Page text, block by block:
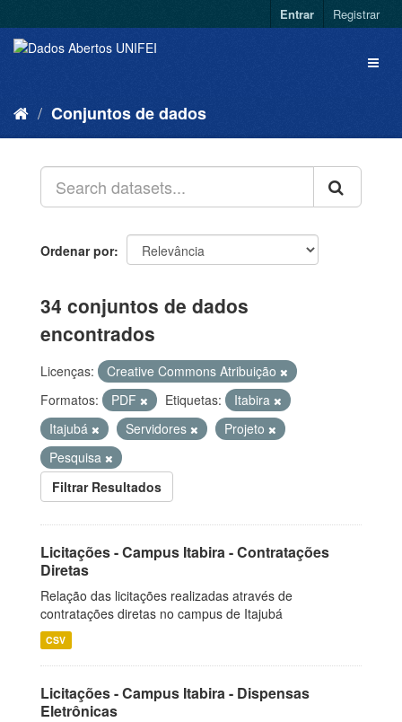
Entrar Registrar
Conjuntos de dados
Ordenar por
34 conjuntos de dados
encontrados
Licenças:
Creative Commons Atribuição
Formatos:
PDF Etiquetas:
Itabira
Itajubá
Servidores
Projeto
Pesquisa
Filtrar Resultados
Licitações - Campus Itabira - Contratações
Diretas
Relação das licitações realizadas através de
contratações diretas no campus de Itajubá
CSV
Licitações - Campus Itabira - Dispensas
Eletrônicas